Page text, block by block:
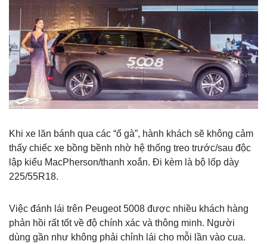
Khi xe lăn bánh qua các “ổ gà”, hành khách sẽ không cảm
thấy chiếc xe bồng bềnh nhờ hệ thống treo trước/sau độc
lập kiểu MacPherson/thanh xoắn. Đi kèm là bộ lốp dày
225/55R18.
Việc đánh lái trên Peugeot 5008 được nhiều khách hàng
phản hồi rất tốt về độ chính xác và thông minh. Người
dùng gần như không phải chỉnh lái cho mỗi lần vào cua.